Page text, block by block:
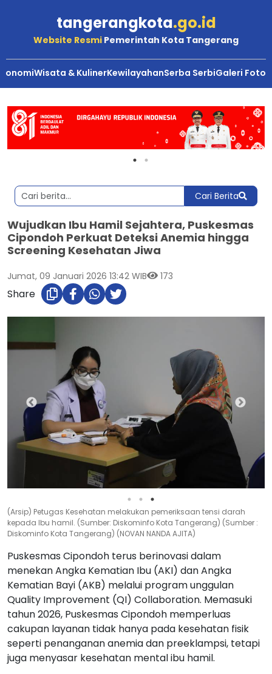
tangerangkota.go.id
Website Resmi Pemerintah Kota Tangerang
Wisata & KulinerKewilayahanSerba SerbiGaleri Foto
Cari Berita
Wujudkan Ibu Hamil Sejahtera, Puskesmas
Cipondoh Perkuat Deteksi Anemia hingga
Screening Kesehatan Jiwa
Jumat, 09 Januari 2026 13:42 WIB 173
Share
(Arsip) Petugas Kesehatan melakukan pemeriksaan tensi darah
kepada Ibu hamil. (Sumber: Diskominfo Kota Tangerang) (Sumber :
Diskominfo Kota Tangerang) (NOVAN NANDA AJITA)
Puskesmas Cipondoh terus berinovasi dalam
menekan Angka Kematian Ibu (AKI) dan Angka
Kematian Bayi (AKB) melalui program unggulan
Quality Improvement (QI) Collaboration. Memasuki
tahun 2026, Puskesmas Cipondoh memperluas
cakupan layanan tidak hanya pada kesehatan fisik
seperti penanganan anemia dan preeklampsi, tetapi
juga menyasar kesehatan mental ibu hamil.